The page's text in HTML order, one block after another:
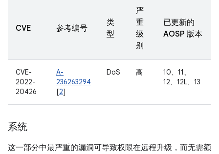
CVE 参考编号
类
型
严
重
级
别
已更新的
AOSP 版本
CVE-
2022-
20426
A-
236263294
[2]
DoS 高
10、11、
12、12L、13
系统
这一部分中最严重的漏洞可导致权限在远程升级，而无需额